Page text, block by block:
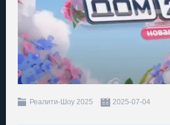
Реалити-Шоу 2025 2025-07-04